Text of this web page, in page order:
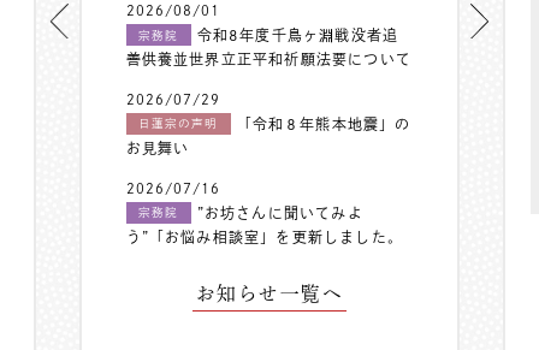
2026/08/01
宗務院
令和8年度千鳥ヶ淵戦没者追
善供養並世界立正平和祈願法要について
2026/07/29
日蓮宗の声明
「令和８年熊本地震」の
お見舞い
2026/07/16
宗務院
”お坊さんに聞いてみよ
う”「お悩み相談室」を更新しました。
お知らせ一覧へ